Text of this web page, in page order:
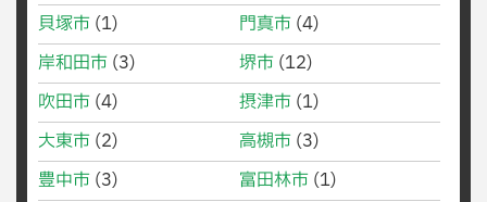
貝塚市 (1) 門真市 (4)
岸和田市 (3) 堺市 (12)
吹田市 (4) 摂津市 (1)
大東市 (2) 高槻市 (3)
豊中市 (3) 富田林市 (1)